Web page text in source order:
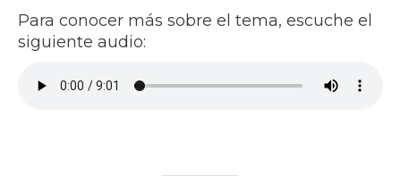
Para conocer más sobre el tema, escuche el
siguiente audio: